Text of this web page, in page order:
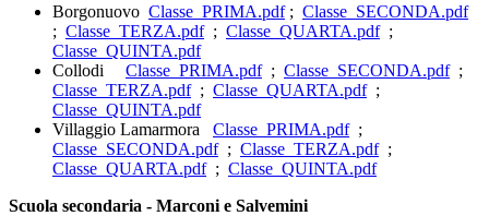
Borgonuovo Classe_PRIMA.pdf; Classe_SECONDA.pdf
; Classe_TERZA.pdf; Classe_QUARTA.pdf;
Classe_QUINTA.pdf
Collodi Classe_PRIMA.pdf; Classe_SECONDA.pdf;
Classe_TERZA.pdf; Classe_QUARTA.pdf;
Classe_QUINTA.pdf
Villaggio Lamarmora Classe_PRIMA.pdf;
Classe_SECONDA.pdf; Classe_TERZA.pdf;
Classe_QUARTA.pdf; Classe_QUINTA.pdf
Scuola secondaria - Marconi e Salvemini